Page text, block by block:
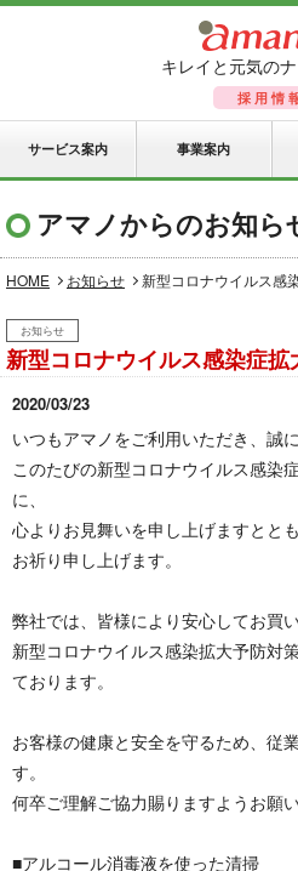
キレイと元気の
採用情
サービス案内 事業案内
アマノからのお知ら
HOME お知らせ 新型コロナウイルス感
お知らせ
新型コロナウイルス感染症拡
2020/03/23
いつもアマノをご利用いただき、誠
このたびの新型コロナウイルス感染
に、
心よりお見舞いを申し上げますとと
お祈り申し上げます。
弊社では、皆様により安心してお買
新型コロナウイルス感染拡大予防対
ております。
お客様の健康と安全を守るため、従
す。
何卒ご理解ご協力賜りますようお願
■アルコール消毒液を使った清掃